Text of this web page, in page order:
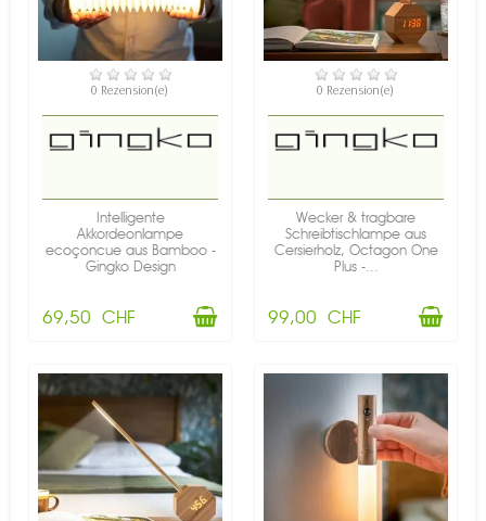
VERFÜGBAR
0 Rezension(e)
Intelligente
Akkordeonlampe
ecoçoncue aus Bamboo -
Gingko Design
69,50 CHF
VERFÜGBAR
0 Rezension(e)
Wecker & tragbare
Schreibtischlampe aus
Cersierholz, Octagon One
Plus -...
99,00 CHF